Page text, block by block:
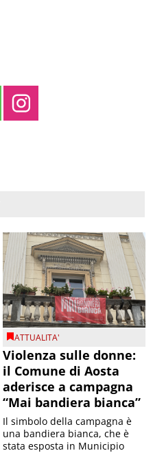
ATTUALITA'
Violenza sulle donne:
il Comune di Aosta
aderisce a campagna
“Mai bandiera bianca”
Il simbolo della campagna è
una bandiera bianca, che è
stata esposta in Municipio